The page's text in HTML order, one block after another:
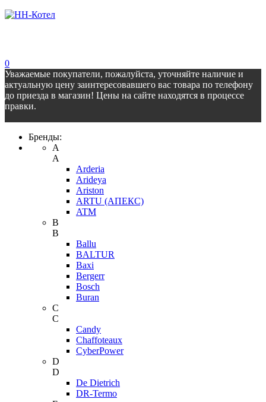
0
Уважаемые покупатели, пожалуйста, уточняйте наличие и
актуальную цену заинтересовавшего вас товара по телефону
до приезда в магазин! Цены на сайте находятся в процессе
правки.
Бренды:
A
A
Arderia
Arideya
Ariston
ARTU (АПЕКС)
ATM
B
B
Ballu
BALTUR
Baxi
Bergerr
Bosch
Buran
C
C
Candy
Chaffoteaux
CyberPower
D
D
De Dietrich
DR-Termo